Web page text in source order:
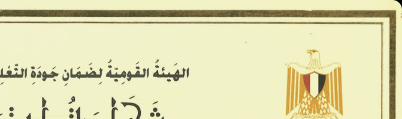
المعاهد العليا - كينج مريوط
الأسكندريه
الرئيسية معاهدنا ▾ معرض الصور